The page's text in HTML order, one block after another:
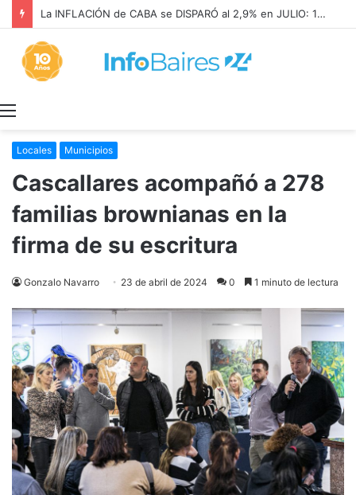
La INFLACIÓN de CABA se DISPARÓ al 2,9% en JULIO: 19,4% en 2026
Locales Municipios
Cascallares acompañó a 278
familias brownianas en la
firma de su escritura
Gonzalo Navarro 23 de abril de 2024 0 1 minuto de lectura